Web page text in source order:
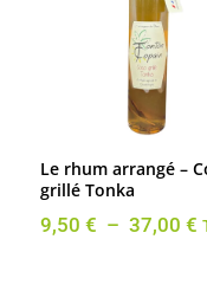
Le rhum arrangé –
grillé Tonka
9,50 € – 37,00 €